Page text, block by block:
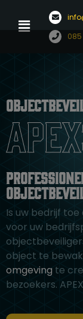
Menu
Is uw bedrijf
voor uw
object te
omgeving te
bezoekers.